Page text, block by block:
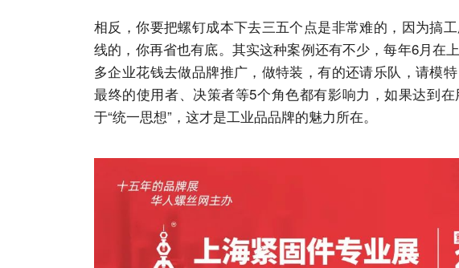
相反，你要把螺钉成本下去三五个点是非常难的，因为搞
线的，你再省也有底。其实这种案例还有不少，每年6月在
多企业花钱去做品牌推广，做特装，有的还请乐队，请模
最终的使用者、决策者等5个角色都有影响力，如果达到
于“统一思想”，这才是工业品品牌的魅力所在。